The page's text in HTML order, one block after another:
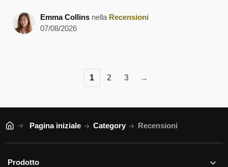
Emma Collins nella Recensioni
07/08/2026
1 2 3 →
Pagina iniziale Category Recensioni
Prodotto